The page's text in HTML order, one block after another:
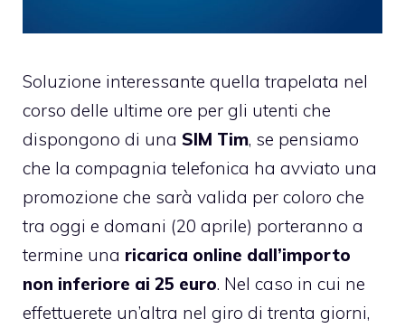
Soluzione interessante quella trapelata nel
corso delle ultime ore per gli utenti che
dispongono di una SIM Tim, se pensiamo
che la compagnia telefonica ha avviato una
promozione che sarà valida per coloro che
tra oggi e domani (20 aprile) porteranno a
termine una ricarica online dall’importo
non inferiore ai 25 euro. Nel caso in cui ne
effettuerete un’altra nel giro di trenta giorni,